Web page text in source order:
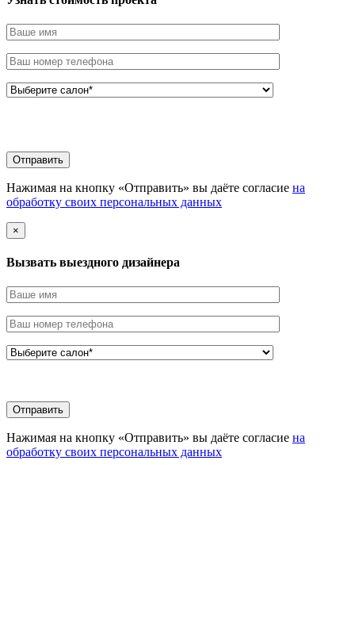
Нажимая на кнопку «Отправить» вы даёте согласие на
обработку своих персональных данных
×
Вызвать выездного дизайнера
Нажимая на кнопку «Отправить» вы даёте согласие на
обработку своих персональных данных